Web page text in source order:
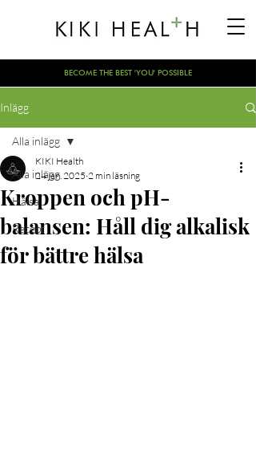
BECOME THE BEST 'YOU' POSSIBLE
Inlägg
Alla inlägg
Hälsa
Recept
Alla inlägg
Kroppen och pH-
balansen: Håll dig alkalisk
för bättre hälsa
KIKI Health
24 jan. 2025 2 min läsning